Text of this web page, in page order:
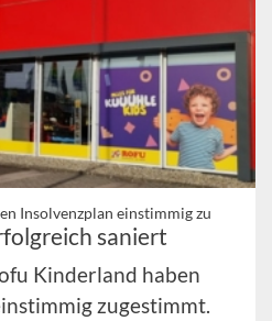
Insolvenzplan einstimmig zu
saniert
Kinderland haben
zugestimmt.